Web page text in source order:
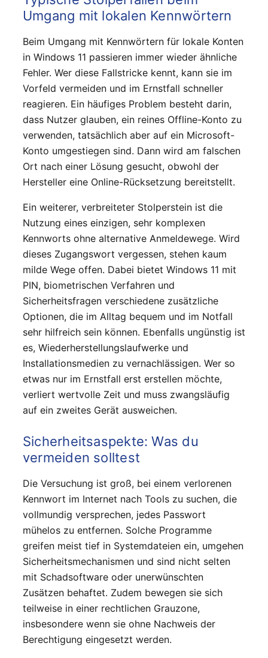
Umgang mit lokalen Kennwörtern
Beim Umgang mit Kennwörtern für lokale Konten
in Windows 11 passieren immer wieder ähnliche
Fehler. Wer diese Fallstricke kennt, kann sie im
Vorfeld vermeiden und im Ernstfall schneller
reagieren. Ein häufiges Problem besteht darin,
dass Nutzer glauben, ein reines Offline-Konto zu
verwenden, tatsächlich aber auf ein Microsoft-
Konto umgestiegen sind. Dann wird am falschen
Ort nach einer Lösung gesucht, obwohl der
Hersteller eine Online-Rücksetzung bereitstellt.
Ein weiterer, verbreiteter Stolperstein ist die
Nutzung eines einzigen, sehr komplexen
Kennworts ohne alternative Anmeldewege. Wird
dieses Zugangswort vergessen, stehen kaum
milde Wege offen. Dabei bietet Windows 11 mit
PIN, biometrischen Verfahren und
Sicherheitsfragen verschiedene zusätzliche
Optionen, die im Alltag bequem und im Notfall
sehr hilfreich sein können. Ebenfalls ungünstig ist
es, Wiederherstellungslaufwerke und
Installationsmedien zu vernachlässigen. Wer so
etwas nur im Ernstfall erst erstellen möchte,
verliert wertvolle Zeit und muss zwangsläufig
auf ein zweites Gerät ausweichen.
Sicherheitsaspekte: Was du
vermeiden solltest
Die Versuchung ist groß, bei einem verlorenen
Kennwort im Internet nach Tools zu suchen, die
vollmundig versprechen, jedes Passwort
mühelos zu entfernen. Solche Programme
greifen meist tief in Systemdateien ein, umgehen
Sicherheitsmechanismen und sind nicht selten
mit Schadsoftware oder unerwünschten
Zusätzen behaftet. Zudem bewegen sie sich
teilweise in einer rechtlichen Grauzone,
insbesondere wenn sie ohne Nachweis der
Berechtigung eingesetzt werden.